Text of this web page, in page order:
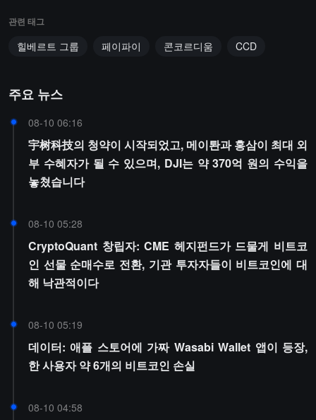
관련 태그
힐베르트 그룹 페이파이 콘코르디움 CCD
주요 뉴스
08-10 06:16
宇树科技의 청약이 시작되었고, 메이퇀과 홍삼이 최대 외
부 수혜자가 될 수 있으며, DJI는 약 370억 원의 수익을
놓쳤습니다
08-10 05:28
CryptoQuant 창립자: CME 헤지펀드가 드물게 비트코
인 선물 순매수로 전환, 기관 투자자들이 비트코인에 대
해 낙관적이다
08-10 05:19
데이터: 애플 스토어에 가짜 Wasabi Wallet 앱이 등장,
한 사용자 약 6개의 비트코인 손실
08-10 04:58